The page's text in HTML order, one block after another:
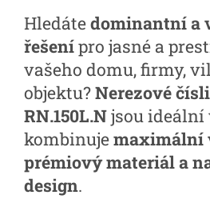
Hledátedominantní a
řešenípro jasné a
vašeho domu, firmy,
objektu?Nerezové
RN.150L.Njsou ideální
kombinujemaximální
prémiový materiál a
design.